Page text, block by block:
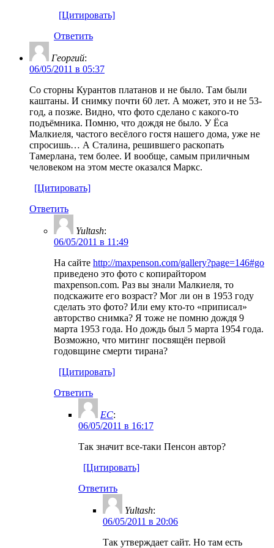
[Цитировать]
Ответить
Георгий:
06/05/2011 в 05:37
Со сторны Курантов платанов и не было. Там были
каштаны. И снимку почти 60 лет. А может, это и не 53-
год, а позже. Видно, что фото сделано с какого-то
подъёмника. Помню, что дождя не было. У Ёса
Малкиеля, частого весёлого гостя нашего дома, уже не
спросишь… А Сталина, решившего раскопать
Тамерлана, тем более. И вообще, самым приличным
человеком на этом месте оказался Маркс.
[Цитировать]
Ответить
Yultash:
06/05/2011 в 11:49
На сайте http://maxpenson.com/gallery?page=146#go
приведено это фото с копирайтором
maxpenson.com. Раз вы знали Малкиеля, то
подскажите его возраст? Мог ли он в 1953 году
сделать это фото? Или ему кто-то «приписал»
авторство снимка? Я тоже не помню дождя 9
марта 1953 года. Но дождь был 5 марта 1954 года.
Возможно, что митинг посвящён первой
годовщине смерти тирана?
[Цитировать]
Ответить
ЕС:
06/05/2011 в 16:17
Так значит все-таки Пенсон автор?
[Цитировать]
Ответить
Yultash:
06/05/2011 в 20:06
Так утверждает сайт. Но там есть